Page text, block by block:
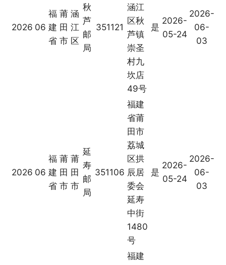
2026 06
福
建
省
莆
田
市
涵
江
区
秋
芦
邮
局
351121
涵江
区秋
芦镇
崇圣
村九
坎店
49号
是
2026-
05-24
2026-
06-
03
2026 06
福
建
省
莆
田
市
莆
田
市
延
寿
邮
局
351106
福建
省莆
田市
荔城
区拱
辰居
委会
延寿
中街
1480
号
是
2026-
05-24
2026-
06-
03
福建